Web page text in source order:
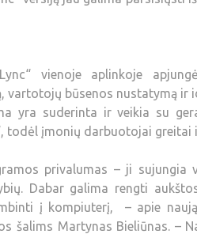
vienoje aplinkoje
vartotojų būsenos nustatymą
yra suderinta ir veikia su
todėl įmonių darbuotojai
privalumas – ji
Dabar galima rengti
į kompiuterį, – apie
šalims Martynas Bieliūnas. –